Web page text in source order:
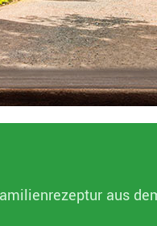
aus